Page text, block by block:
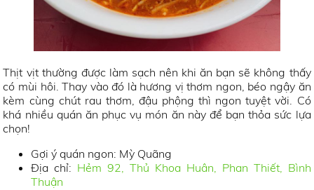
Thịt vịt thường được làm sạch nên khi ăn bạn sẽ không thấy
có mùi hôi. Thay vào đó là hương vị thơm ngon, béo ngậy ăn
kèm cùng chút rau thơm, đậu phộng thì ngon tuyệt vời. Có
khá nhiều quán ăn phục vụ món ăn này để bạn thỏa sức lựa
chọn!
Gợi ý quán ngon: Mỳ Quãng
Địa chỉ: Hẻm 92, Thủ Khoa Huân, Phan Thiết, Bình
Thuận